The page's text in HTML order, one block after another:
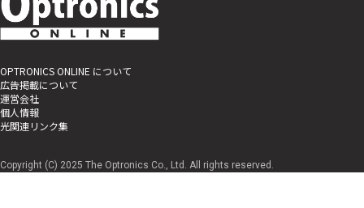
OPTRONICS ONLINE について
広告掲載について
運営会社
個人情報
光関連リンク集
Copyright (C) 2025 The Optronics Co., Ltd. All rights reserved.